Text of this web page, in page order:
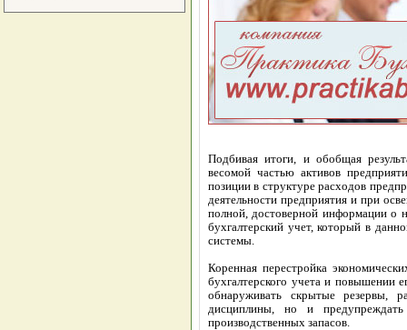
Подбивая итоги, и обобщая
весомой частью активов
позиции в структуре расходов
деятельности предприятия и при
полной, достоверной информации о
бухгалтерский учет, который в
системы.
Коренная перестройка
бухгалтерского учета и повышении
обнаруживать скрытые резервы,
дисциплины, но и
производственных запасов.